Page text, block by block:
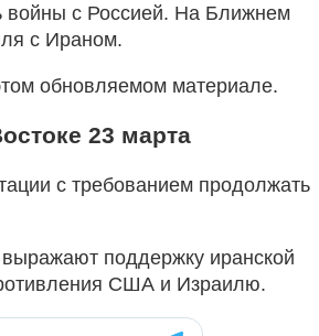
войны с Россией. На Ближнем
с Ираном.
обновляемом материале.
23 марта
с требованием продолжать
поддержку иранской
США и Израилю.